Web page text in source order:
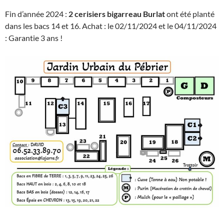
Fin d’année 2024 : 2 cerisiers bigarreau Burlatont été planté
dans les bacs 14 et 16. Achat : le 02/11/2024 et le 04/11/2024
: Garantie 3 ans !